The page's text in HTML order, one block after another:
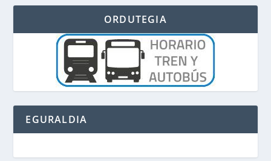
ORDUTEGIA
EGURALDIA